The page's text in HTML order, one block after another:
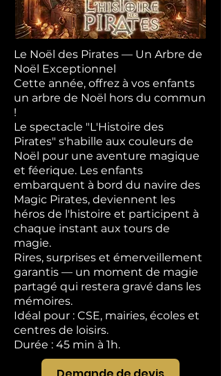
Le Noël des Pirates — Un Arbre de
Noël Exceptionnel
Cette année, offrez à vos enfants
un arbre de Noël hors du commun
!
Le spectacle "L'Histoire des
Pirates" s'habille aux couleurs de
Noël pour une aventure magique
et féerique. Les enfants
embarquent à bord du navire des
Magic Pirates, deviennent les
héros de l'histoire et participent à
chaque instant aux tours de
magie.
Rires, surprises et émerveillement
garantis — un moment de magie
partagé qui restera gravé dans les
mémoires.
Idéal pour : CSE, mairies, écoles et
centres de loisirs.
Durée : 45 min à 1h.